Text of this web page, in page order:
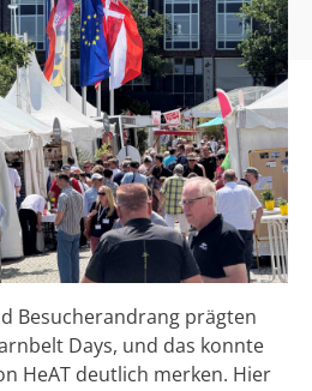
Besucherandrang prägten
Days, und das konnte
HeAT deutlich merken. Hier